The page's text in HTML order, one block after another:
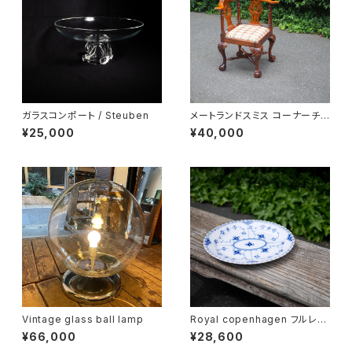
ガラスコンポート / Steuben
¥25,000
メートランドスミス コーナーチェ
ア
¥40,000
Vintage glass ball lamp
¥66,000
Royal copenhagen フルレー
ス オーバルディッシュ
¥28,600